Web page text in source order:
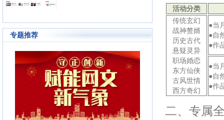
部，
创文
的这种不落窠臼的行事作风也在行
和两万余名签约作者在这个平台上
日更不辍，为广大网络文学爱好者
献上了一部又一部可以堪称经典的
网络文学著作。其中得以出版作品
的作者达到3000人，每天有近1万
新用户注册、750部新作品诞生，
两本新书被成功代理出版，上百部
作品签约影视，过万部作品引入手
机分销渠道，其口碑卓著的良心服
统、
准的
240
文、
记等
务，
写
有长
万部
5600
专题推荐
活动分类
传统玄幻
战神赘婿
历史古代
悬疑灵异
职场婚恋
东方仙侠
古风世情
西方奇幻
●当
●自
●作
●当
●自
●作
二、专属